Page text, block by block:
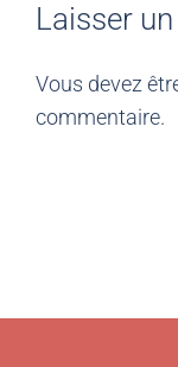
Laisser
Vous devez
commentaire.